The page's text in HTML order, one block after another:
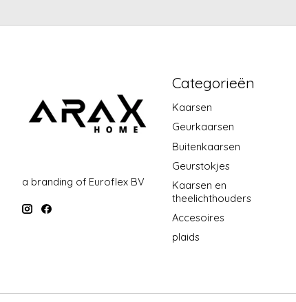
a branding of Euroflex BV
Categorieën
Kaarsen
Geurkaarsen
Buitenkaarsen
Geurstokjes
Kaarsen en
theelichthouders
Accesoires
plaids